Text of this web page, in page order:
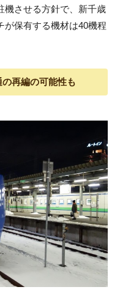
機させる方針で、新千歳
が保有する機材は40機程
再編の可能性も